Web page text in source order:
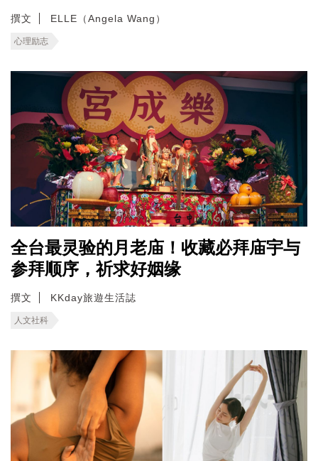
撰文 ELLE（Angela Wang）
心理励志
全台最灵验的月老庙！收藏必拜庙宇与
参拜顺序，祈求好姻缘
撰文 KKday旅遊生活誌
人文社科